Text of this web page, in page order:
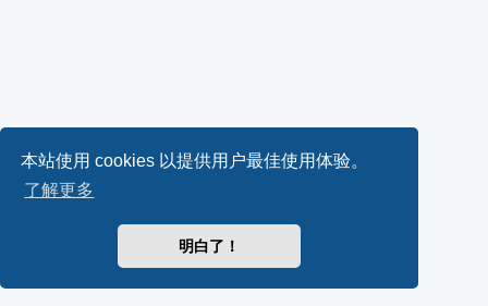
本站使用 cookies 以提供用户最佳使用体验。
了解更多
明白了！